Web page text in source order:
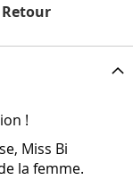
Retour
!
Miss Bi
la femme.